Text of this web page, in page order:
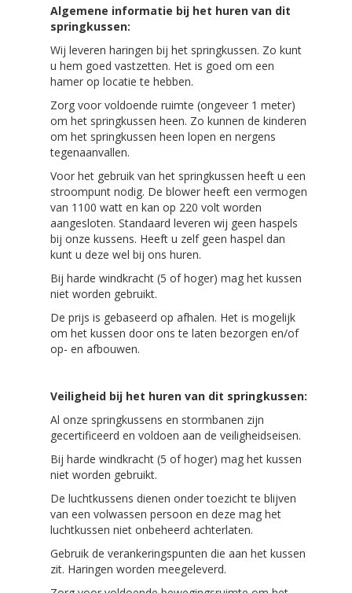
Algemene informatie bij het huren van dit
springkussen:
Wij leveren haringen bij het springkussen. Zo kunt
u hem goed vastzetten. Het is goed om een
hamer op locatie te hebben.
Zorg voor voldoende ruimte (ongeveer 1 meter)
om het springkussen heen. Zo kunnen de kinderen
om het springkussen heen lopen en nergens
tegenaanvallen.
Voor het gebruik van het springkussen heeft u een
stroompunt nodig. De blower heeft een vermogen
van 1100 watt en kan op 220 volt worden
aangesloten. Standaard leveren wij geen haspels
bij onze kussens. Heeft u zelf geen haspel dan
kunt u deze wel bij ons huren.
Bij harde windkracht (5 of hoger) mag het kussen
niet worden gebruikt.
De prijs is gebaseerd op afhalen. Het is mogelijk
om het kussen door ons te laten bezorgen en/of
op- en afbouwen.
Veiligheid bij het huren van dit springkussen:
Al onze springkussens en stormbanen zijn
gecertificeerd en voldoen aan de veiligheidseisen.
Bij harde windkracht (5 of hoger) mag het kussen
niet worden gebruikt.
De luchtkussens dienen onder toezicht te blijven
van een volwassen persoon en deze mag het
luchtkussen niet onbeheerd achterlaten.
Gebruik de verankeringspunten die aan het kussen
zit. Haringen worden meegeleverd.